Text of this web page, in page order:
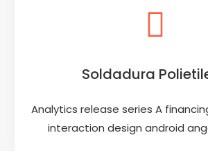
Soldadura
Analytics release series A
interaction design android